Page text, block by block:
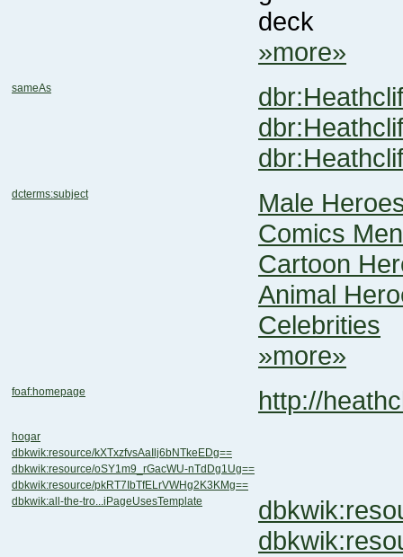
deck
»more»
sameAs
dcterms:subject
Male
Comics
Cartoon
Animal
Celebrities
»more»
foaf:homepage http://
hogar
dbkwik:resource/kXTxzfvsAaIlj6bNTkeEDg==
dbkwik:resource/oSY1m9_rGacWU-nTdDg1Ug==
dbkwik:resource/pkRT7IbTfELrVWHg2K3KMg==
dbkwik:all-the-tro...iPageUsesTemplate